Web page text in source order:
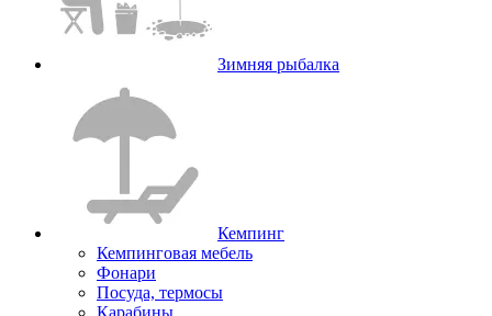
Зимняя рыбалка
Кемпинг
Кемпинговая мебель
Фонари
Посуда, термосы
Карабины